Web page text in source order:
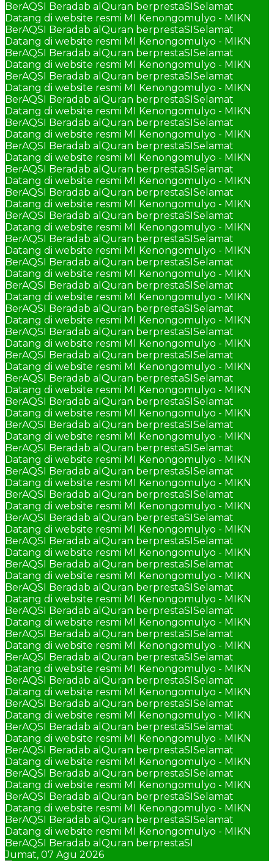
BerAQSI Beradab alQuran berprestaSISelamat
Datang di website resmi MI Kenongomulyo - MIKN
BerAQSI Beradab alQuran berprestaSISelamat
Datang di website resmi MI Kenongomulyo - MIKN
BerAQSI Beradab alQuran berprestaSISelamat
Datang di website resmi MI Kenongomulyo - MIKN
BerAQSI Beradab alQuran berprestaSISelamat
Datang di website resmi MI Kenongomulyo - MIKN
BerAQSI Beradab alQuran berprestaSISelamat
Datang di website resmi MI Kenongomulyo - MIKN
BerAQSI Beradab alQuran berprestaSISelamat
Datang di website resmi MI Kenongomulyo - MIKN
BerAQSI Beradab alQuran berprestaSISelamat
Datang di website resmi MI Kenongomulyo - MIKN
BerAQSI Beradab alQuran berprestaSISelamat
Datang di website resmi MI Kenongomulyo - MIKN
BerAQSI Beradab alQuran berprestaSISelamat
Datang di website resmi MI Kenongomulyo - MIKN
BerAQSI Beradab alQuran berprestaSISelamat
Datang di website resmi MI Kenongomulyo - MIKN
BerAQSI Beradab alQuran berprestaSISelamat
Datang di website resmi MI Kenongomulyo - MIKN
BerAQSI Beradab alQuran berprestaSISelamat
Datang di website resmi MI Kenongomulyo - MIKN
BerAQSI Beradab alQuran berprestaSISelamat
Datang di website resmi MI Kenongomulyo - MIKN
BerAQSI Beradab alQuran berprestaSISelamat
Datang di website resmi MI Kenongomulyo - MIKN
BerAQSI Beradab alQuran berprestaSISelamat
Datang di website resmi MI Kenongomulyo - MIKN
BerAQSI Beradab alQuran berprestaSISelamat
Datang di website resmi MI Kenongomulyo - MIKN
BerAQSI Beradab alQuran berprestaSISelamat
Datang di website resmi MI Kenongomulyo - MIKN
BerAQSI Beradab alQuran berprestaSISelamat
Datang di website resmi MI Kenongomulyo - MIKN
BerAQSI Beradab alQuran berprestaSISelamat
Datang di website resmi MI Kenongomulyo - MIKN
BerAQSI Beradab alQuran berprestaSISelamat
Datang di website resmi MI Kenongomulyo - MIKN
BerAQSI Beradab alQuran berprestaSISelamat
Datang di website resmi MI Kenongomulyo - MIKN
BerAQSI Beradab alQuran berprestaSISelamat
Datang di website resmi MI Kenongomulyo - MIKN
BerAQSI Beradab alQuran berprestaSISelamat
Datang di website resmi MI Kenongomulyo - MIKN
BerAQSI Beradab alQuran berprestaSISelamat
Datang di website resmi MI Kenongomulyo - MIKN
BerAQSI Beradab alQuran berprestaSISelamat
Datang di website resmi MI Kenongomulyo - MIKN
BerAQSI Beradab alQuran berprestaSISelamat
Datang di website resmi MI Kenongomulyo - MIKN
BerAQSI Beradab alQuran berprestaSISelamat
Datang di website resmi MI Kenongomulyo - MIKN
BerAQSI Beradab alQuran berprestaSISelamat
Datang di website resmi MI Kenongomulyo - MIKN
BerAQSI Beradab alQuran berprestaSISelamat
Datang di website resmi MI Kenongomulyo - MIKN
BerAQSI Beradab alQuran berprestaSISelamat
Datang di website resmi MI Kenongomulyo - MIKN
BerAQSI Beradab alQuran berprestaSISelamat
Datang di website resmi MI Kenongomulyo - MIKN
BerAQSI Beradab alQuran berprestaSISelamat
Datang di website resmi MI Kenongomulyo - MIKN
BerAQSI Beradab alQuran berprestaSISelamat
Datang di website resmi MI Kenongomulyo - MIKN
BerAQSI Beradab alQuran berprestaSISelamat
Datang di website resmi MI Kenongomulyo - MIKN
BerAQSI Beradab alQuran berprestaSISelamat
Datang di website resmi MI Kenongomulyo - MIKN
BerAQSI Beradab alQuran berprestaSISelamat
Datang di website resmi MI Kenongomulyo - MIKN
BerAQSI Beradab alQuran berprestaSI
Jumat, 07 Agu 2026